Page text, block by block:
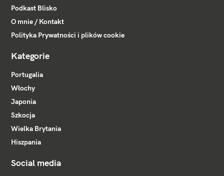
Podkast Blisko
O mnie / Kontakt
Polityka Prywatności i plików cookie
Kategorie
Portugalia
Włochy
Japonia
Szkocja
Wielka Brytania
Hiszpania
Social media